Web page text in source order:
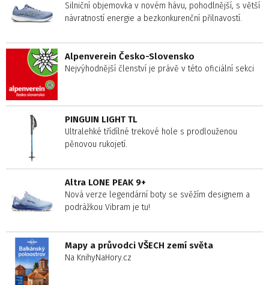
Silniční objemovka v novém hávu, pohodlnější, s větší
návratností energie a bezkonkurenční přilnavostí.
Alpenverein Česko-Slovensko
Nejvýhodnější členství je právě v této oficiální sekci
PINGUIN LIGHT TL
Ultralehké třídílné trekové hole s prodlouženou
pěnovou rukojetí.
Altra LONE PEAK 9+
Nová verze legendární boty se svěžím designem a
podrážkou Vibram je tu!
Mapy a průvodci VŠECH zemí světa
Na KnihyNaHory.cz